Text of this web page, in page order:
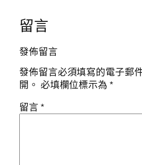
留言
發佈留言
發佈留言必須填寫的電子郵
開。 必填欄位標示為*
留言*